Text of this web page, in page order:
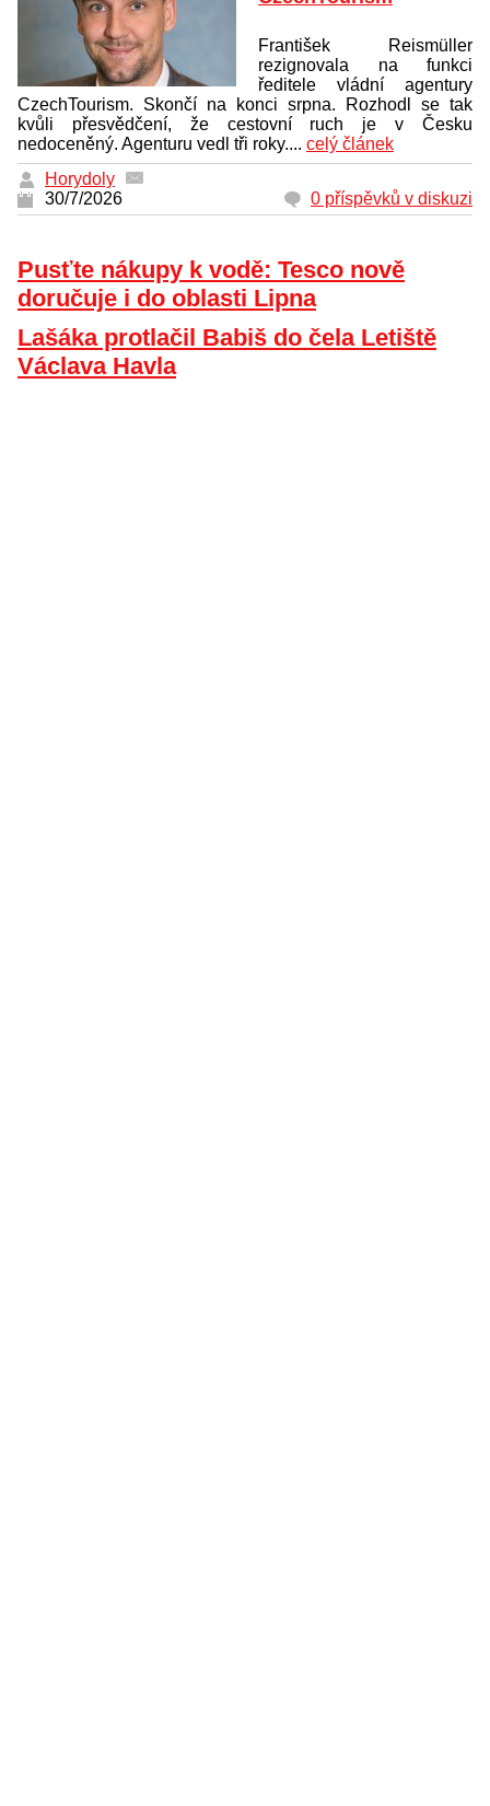
František Reismüller
rezignovala na funkci
ředitele vládní agentury
CzechTourism. Skončí na konci srpna. Rozhodl se tak
kvůli přesvědčení, že cestovní ruch je v Česku
nedoceněný. Agenturu vedl tři roky.... celý článek
Horydoly
30/7/2026
0 příspěvků v diskuzi
Pusťte nákupy k vodě: Tesco nově
doručuje i do oblasti Lipna
Lašáka protlačil Babiš do čela Letiště
Václava Havla